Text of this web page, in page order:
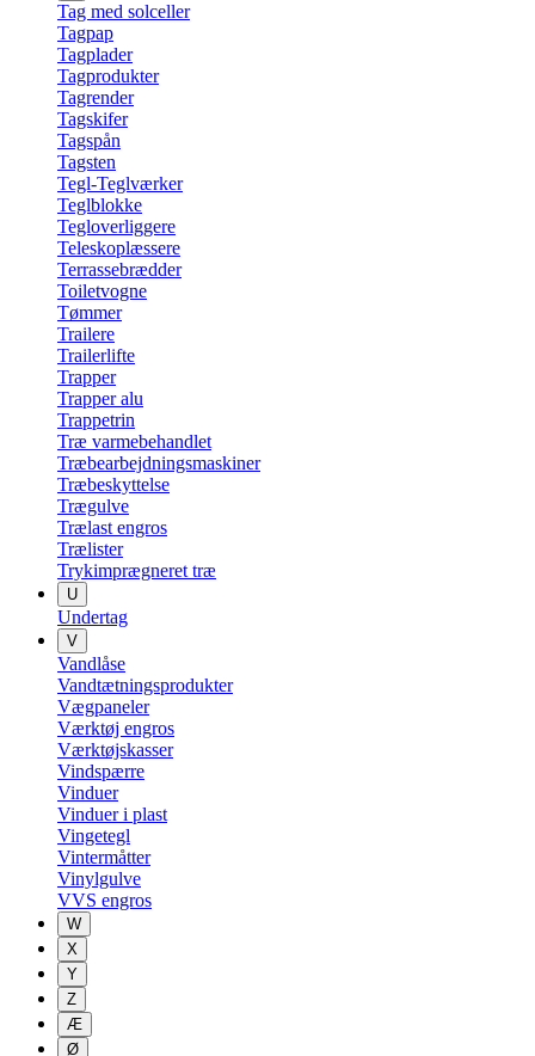
Tag med solceller
Tagpap
Tagplader
Tagprodukter
Tagrender
Tagskifer
Tagspån
Tagsten
Tegl-Teglværker
Teglblokke
Tegloverliggere
Teleskoplæssere
Terrassebrædder
Toiletvogne
Tømmer
Trailere
Trailerlifte
Trapper
Trapper alu
Trappetrin
Træ varmebehandlet
Træbearbejdningsmaskiner
Træbeskyttelse
Trægulve
Trælast engros
Trælister
Trykimprægneret træ
U
Undertag
V
Vandlåse
Vandtætningsprodukter
Vægpaneler
Værktøj engros
Værktøjskasser
Vindspærre
Vinduer
Vinduer i plast
Vingetegl
Vintermåtter
Vinylgulve
VVS engros
W
X
Y
Z
Æ
Ø